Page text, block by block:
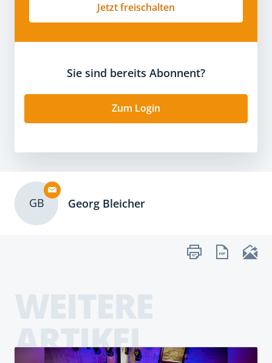
Jetzt freischalten
Sie sind bereits Abonnent?
Zum Login
GB Georg Bleicher
ARTIKEL